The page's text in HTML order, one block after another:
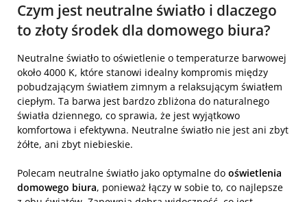
Czym jest neutralne światło i dlaczego
to złoty środek dla domowego biura?
Neutralne światło to oświetlenie o temperaturze barwowej
około 4000 K, które stanowi idealny kompromis między
pobudzającym światłem zimnym a relaksującym światłem
ciepłym. Ta barwa jest bardzo zbliżona do naturalnego
światła dziennego, co sprawia, że jest wyjątkowo
komfortowa i efektywna. Neutralne światło nie jest ani zbyt
żółte, ani zbyt niebieskie.
Polecam neutralne światło jako optymalne do oświetlenia
domowego biura, ponieważ łączy w sobie to, co najlepsze